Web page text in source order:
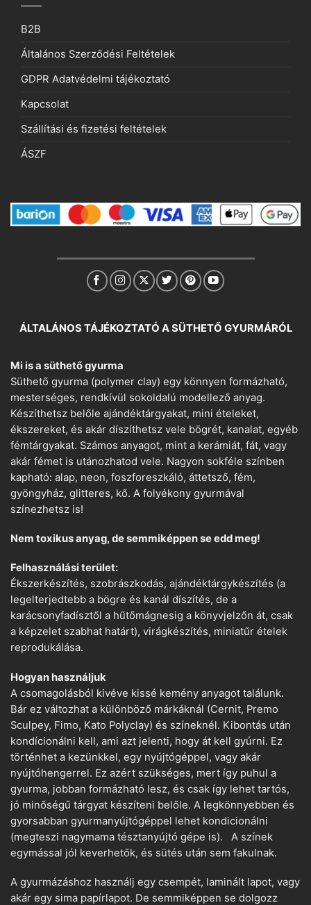
B2B
Általános Szerződési Feltételek
GDPR Adatvédelmi tájékoztató
Kapcsolat
Szállítási és fizetési feltételek
ÁSZF
ÁLTALÁNOS TÁJÉKOZTATÓ A SÜTHETŐ GYURMÁRÓL
Mi is a süthető gyurma
Süthető gyurma (polymer clay) egy könnyen formázható,
mesterséges, rendkívül sokoldalú modellező anyag.
Készíthetsz belőle ajándéktárgyakat, mini ételeket,
ékszereket, és akár díszíthetsz vele bögrét, kanalat, egyéb
fémtárgyakat. Számos anyagot, mint a kerámiát, fát, vagy
akár fémet is utánozhatod vele. Nagyon sokféle színben
kapható: alap, neon, foszforeszkáló, áttetsző, fém,
gyöngyház, glitteres, kő. A folyékony gyurmával
színezhetsz is!
Nem toxikus anyag, de semmiképpen se edd meg!
Felhasználási terület:
Ékszerkészítés, szobrászkodás, ajándéktárgykészítés (a
legelterjedtebb a bögre és kanál díszítés, de a
karácsonyfadísztől a hűtőmágnesig a könyvjelzőn át, csak
a képzelet szabhat határt), virágkészítés, miniatűr ételek
reprodukálása.
Hogyan használjuk
A csomagolásból kivéve kissé kemény anyagot találunk.
Bár ez változhat a különböző márkáknál (Cernit, Premo
Sculpey, Fimo, Kato Polyclay) és színeknél. Kibontás után
kondícionálni kell, ami azt jelenti, hogy át kell gyúrni. Ez
történhet a kezünkkel, egy nyújtógéppel, vagy akár
nyújtóhengerrel. Ez azért szükséges, mert így puhul a
gyurma, jobban formázható lesz, és csak így lehet tartós,
jó minőségű tárgyat készíteni belőle. A legkönnyebben és
gyorsabban gyurmanyújtógéppel lehet kondicionálni
(megteszi nagymama tésztanyújtó gépe is). A színek
egymással jól keverhetők, és sütés után sem fakulnak.
A gyurmázáshoz használj egy csempét, laminált lapot, vagy
akár egy sima papírlapot. De semmiképpen se dolgozz